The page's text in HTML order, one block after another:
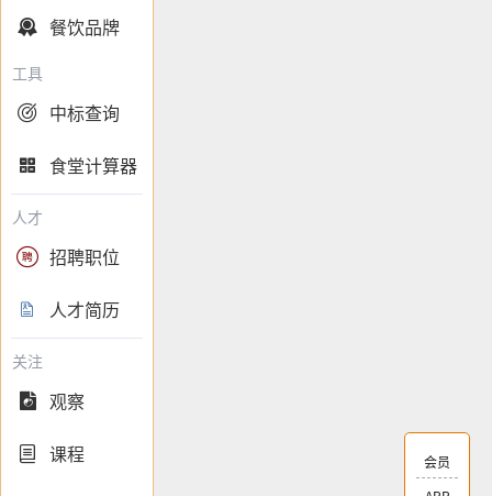
 餐饮品牌
工具
 中标查询
 食堂计算器
人才
 招聘职位
 人才简历
关注
 观察
 课程
会员